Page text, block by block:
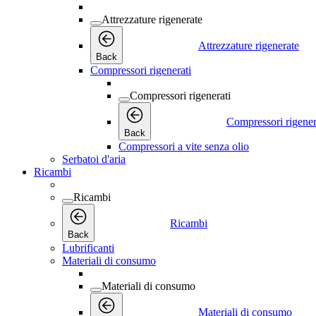
Attrezzature rigenerate
Back
Attrezzature rigenerate
Compressori rigenerati
Compressori rigenerati
Back
Compressori
Compressori a vite senza olio
Serbatoi d'aria
Ricambi
Ricambi
Back
Ricambi
Lubrificanti
Materiali di consumo
Materiali di consumo
Materiali di consumo